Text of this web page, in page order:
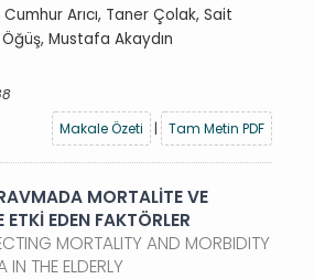
Arıcı, Taner Çolak, Sait
Öğüş, Mustafa Akaydın
Makale Özeti
| Tam Metin PDF
MORTALİTE VE
ETKİ EDEN FAKTÖRLER
MORTALITY AND MORBIDITY
IN THE ELDERLY